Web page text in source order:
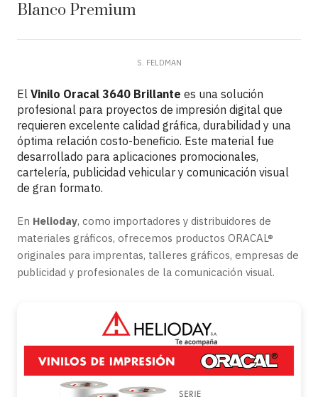
Blanco Premium
S. FELDMAN
El Vinilo Oracal 3640 Brillante es una solución
profesional para proyectos de impresión digital que
requieren excelente calidad gráfica, durabilidad y una
óptima relación costo-beneficio. Este material fue
desarrollado para aplicaciones promocionales,
cartelería, publicidad vehicular y comunicación visual
de gran formato.
En Helioday, como importadores y distribuidores de
materiales gráficos, ofrecemos productos ORACAL®
originales para imprentas, talleres gráficos, empresas de
publicidad y profesionales de la comunicación visual.